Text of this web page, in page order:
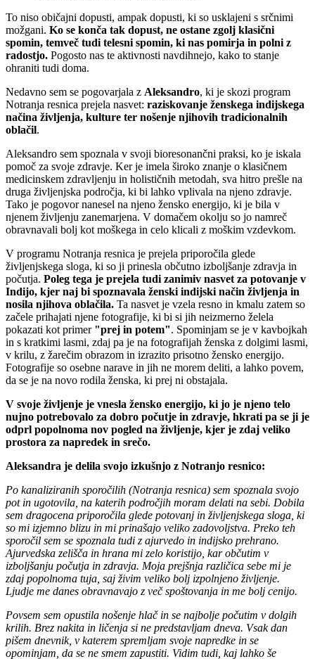
To niso običajni dopusti, ampak dopusti, ki so usklajeni s srčnimi
možgani. Ko se konča tak dopust, ne ostane zgolj klasični
spomin, temveč tudi telesni spomin, ki nas pomirja in polni z
radostjo. Pogosto nas te aktivnosti navdihnejo, kako to stanje
ohraniti tudi doma.
Nedavno sem se pogovarjala z Aleksandro, ki je skozi program
Notranja resnica prejela nasvet: raziskovanje ženskega indijskega
načina življenja, kulture ter nošenje njihovih tradicionalnih
oblačil.
Aleksandro sem spoznala v svoji bioresonančni praksi, ko je iskala
pomoč za svoje zdravje. Ker je imela široko znanje o klasičnem
medicinskem zdravljenju in holističnih metodah, sva hitro prešle na
druga življenjska področja, ki bi lahko vplivala na njeno zdravje.
Tako je pogovor nanesel na njeno žensko energijo, ki je bila v
njenem življenju zanemarjena. V domačem okolju so jo namreč
obravnavali bolj kot moškega in celo klicali z moškim vzdevkom.
V programu Notranja resnica je prejela priporočila glede
življenjskega sloga, ki so ji prinesla občutno izboljšanje zdravja in
počutja. Poleg tega je prejela tudi zanimiv nasvet za potovanje v
Indijo, kjer naj bi spoznavala ženski indijski način življenja in
nosila njihova oblačila. Ta nasvet je vzela resno in kmalu zatem so
začele prihajati njene fotografije, ki bi si jih neizmerno želela
pokazati kot primer "prej in potem". Spominjam se je v kavbojkah
in s kratkimi lasmi, zdaj pa je na fotografijah ženska z dolgimi lasmi,
v krilu, z žarečim obrazom in izrazito prisotno žensko energijo.
Fotografije so osebne narave in jih ne morem deliti, a lahko povem,
da se je na novo rodila ženska, ki prej ni obstajala.
V svoje življenje je vnesla žensko energijo, ki jo je njeno telo
nujno potrebovalo za dobro počutje in zdravje, hkrati pa se ji je
odprl popolnoma nov pogled na življenje, kjer je zdaj veliko
prostora za napredek in srečo.
Aleksandra je delila svojo izkušnjo z Notranjo resnico:
Po kanaliziranih sporočilih (Notranja resnica) sem spoznala svojo
potin ugotovila, na katerih področjih moram delati na sebi. Dobila
sem dragocena priporočila glede potovanj in življenjskega sloga, ki
so mi izjemno blizu in mi prinašajo veliko zadovoljstva. Preko teh
sporočil sem se spoznala tudi z ajurvedo in indijsko prehrano.
Ajurvedska zelišča in hrana mi zelo koristijo, kar občutim v
izboljšanju počutja in zdravja. Moja prejšnja različica sebe mi je
zdaj popolnoma tuja, saj živim veliko bolj izpolnjeno življenje.
Ljudje me danes obravnavajo z več spoštovanja in me bolj cenijo.
Povsem sem opustila nošenje hlač in se najbolje počutim v dolgih
krilih. Brez nakita in ličenja si ne predstavljam dneva. Vsak dan
pišem dnevnik, v katerem spremljam svoje napredke in se
opominjam, da se ne smem zapustiti. Vidim tudi, kaj lahko še